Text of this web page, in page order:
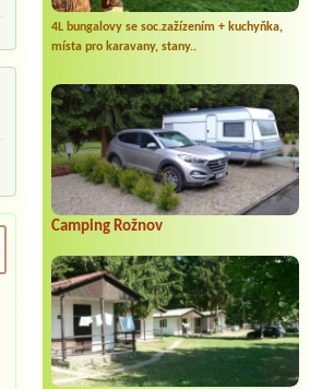
4L bungalovy se soc.zažízením + kuchyňka,
místa pro karavany, stany..
Camping Rožnov